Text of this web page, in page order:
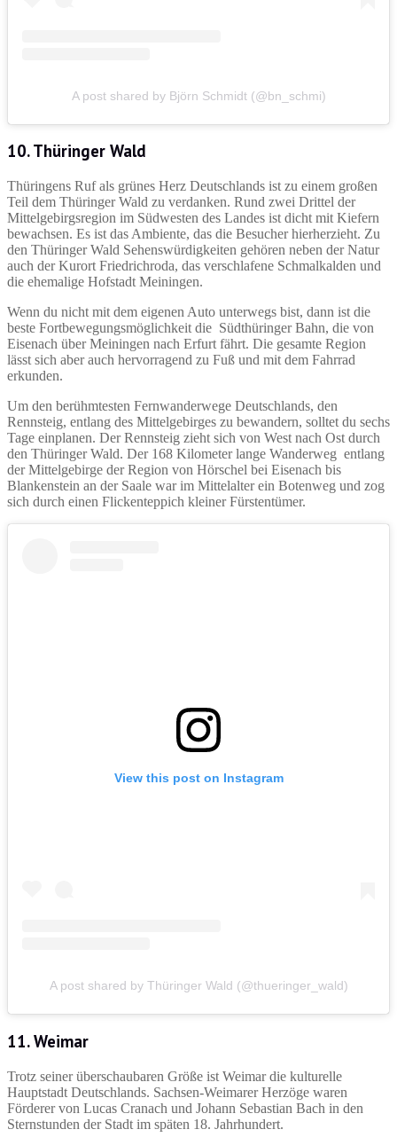
A post shared by Björn Schmidt (@bn_schmi)
10. Thüringer Wald
Thüringens Ruf als grünes Herz Deutschlands ist zu einem großen
Teil dem Thüringer Wald zu verdanken. Rund zwei Drittel der
Mittelgebirgsregion im Südwesten des Landes ist dicht mit Kiefern
bewachsen. Es ist das Ambiente, das die Besucher hierherzieht. Zu
den Thüringer Wald Sehenswürdigkeiten gehören neben der Natur
auch der Kurort Friedrichroda, das verschlafene Schmalkalden und
die ehemalige Hofstadt Meiningen.
Wenn du nicht mit dem eigenen Auto unterwegs bist, dann ist die
beste Fortbewegungsmöglichkeit die Südthüringer Bahn, die von
Eisenach über Meiningen nach Erfurt fährt. Die gesamte Region
lässt sich aber auch hervorragend zu Fuß und mit dem Fahrrad
erkunden.
Um den berühmtesten Fernwanderwege Deutschlands, den
Rennsteig, entlang des Mittelgebirges zu bewandern, solltet du sechs
Tage einplanen. Der Rennsteig zieht sich von West nach Ost durch
den Thüringer Wald. Der 168 Kilometer lange Wanderweg entlang
der Mittelgebirge der Region von Hörschel bei Eisenach bis
Blankenstein an der Saale war im Mittelalter ein Botenweg und zog
sich durch einen Flickenteppich kleiner Fürstentümer.
View this post on Instagram
A post shared by Thüringer Wald (@thueringer_wald)
11. Weimar
Trotz seiner überschaubaren Größe ist Weimar die kulturelle
Hauptstadt Deutschlands. Sachsen-Weimarer Herzöge waren
Förderer von Lucas Cranach und Johann Sebastian Bach in den
Sternstunden der Stadt im späten 18. Jahrhundert.